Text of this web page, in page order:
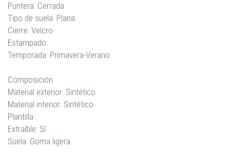
Puntera: Cerrada
Tipo de suela: Plana
Cierre: Velcro
Estampado:
Temporada: Primavera-Verano
Composición
Material exterior: Sintético
Material interior: Sintético
Plantilla:
Extraíble: Sí
Suela: Goma ligera